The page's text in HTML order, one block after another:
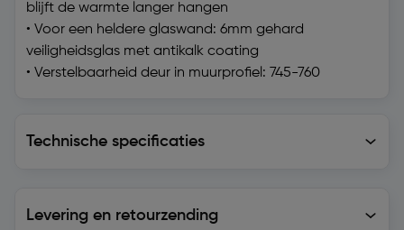
blijft de warmte langer hangen
• Voor een heldere glaswand: 6mm gehard
veiligheidsglas met antikalk coating
• Verstelbaarheid deur in muurprofiel: 745-760
Technische specificaties
Levering en retourzending